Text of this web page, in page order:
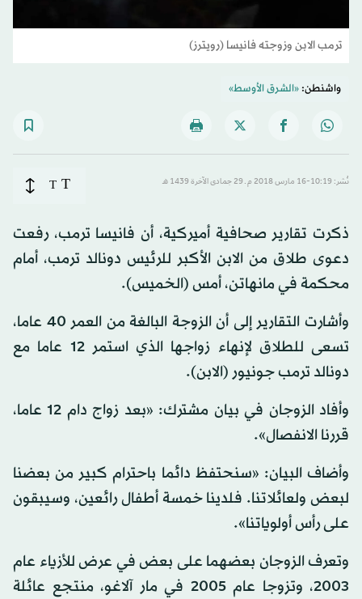
ترمب الابن وزوجته فانيسا (رويترز)
واشنطن:«الشرق الأوسط»
نُشر: 10:19-16 مارس 2018 م ـ 29 جمادى الآخرة 1439 هـ T
T
ذكرت تقارير صحافية أميركية، أن فانيسا ترمب، رفعت
دعوى طلاق من الابن الأكبر للرئيس دونالد ترمب، أمام
محكمة في مانهاتن، أمس (الخميس).
وأشارت التقارير إلى أن الزوجة البالغة من العمر 40 عاما،
تسعى للطلاق لإنهاء زواجها الذي استمر 12 عاما مع
دونالد ترمب جونيور (الابن).
وأفاد الزوجان في بيان مشترك: «بعد زواج دام 12 عاما،
قررنا الانفصال».
وأضاف البيان: «سنحتفظ دائما باحترام كبير من بعضنا
لبعض ولعائلاتنا. فلدينا خمسة أطفال رائعين، وسيبقون
على رأس أولوياتنا».
وتعرف الزوجان بعضهما على بعض في عرض للأزياء عام
2003، وتزوجا عام 2005 في مار آلاغو، منتجع عائلة